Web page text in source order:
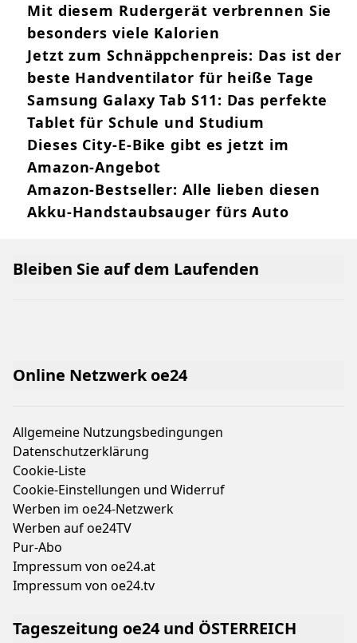
Mit diesem Rudergerät verbrennen Sie
besonders viele Kalorien
Jetzt zum Schnäppchenpreis: Das ist der
beste Handventilator für heiße Tage
Samsung Galaxy Tab S11: Das perfekte
Tablet für Schule und Studium
Dieses City-E-Bike gibt es jetzt im
Amazon-Angebot
Amazon-Bestseller: Alle lieben diesen
Akku-Handstaubsauger fürs Auto
Online Netzwerk oe24
Allgemeine Nutzungsbedingungen
Datenschutzerklärung
Cookie-Liste
Cookie-Einstellungen und Widerruf
Werben im oe24-Netzwerk
Werben auf oe24TV
Pur-Abo
Impressum von oe24.at
Impressum von oe24.tv
Tageszeitung oe24 und ÖSTERREICH
Bleiben Sie auf dem Laufenden